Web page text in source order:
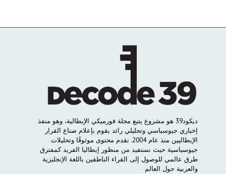
ديكود39 هو مشروع يتبع مجلة فورميكي الإيطالية، وهو منفذ
إخباري جيوسياسي وتحليلي رائد يقوم بإعلام صناع القرار
الإيطاليين منذ عام 2004. نقدم محتوى موثوقًا وتحليلات
جيوسياسية حيث نستفيد من منظور إيطاليا الفريد كمفترق
طرق عالمي للوصول إلى القراء الناطقين باللغة الإنجليزية
والعربية حول العالم